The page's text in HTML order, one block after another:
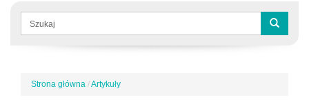
Formularz
wyszukiwania
Jesteś
Strona główna /Artykuły